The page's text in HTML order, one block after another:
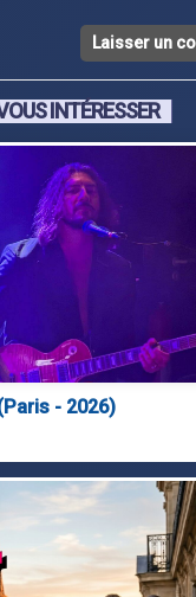
Laisser un
INTÉRESSER
- 2026)